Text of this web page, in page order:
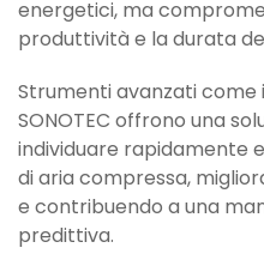
energetici, ma
produttività e la durata
Strumenti avanzati come
SONOTEC offrono una
individuare rapidamente
di aria compressa,
e contribuendo a una
predittiva.